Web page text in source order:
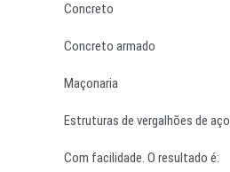
Concreto
Concreto armado
Maçonaria
Estruturas de vergalhões de aço
Com facilidade. O resultado é: